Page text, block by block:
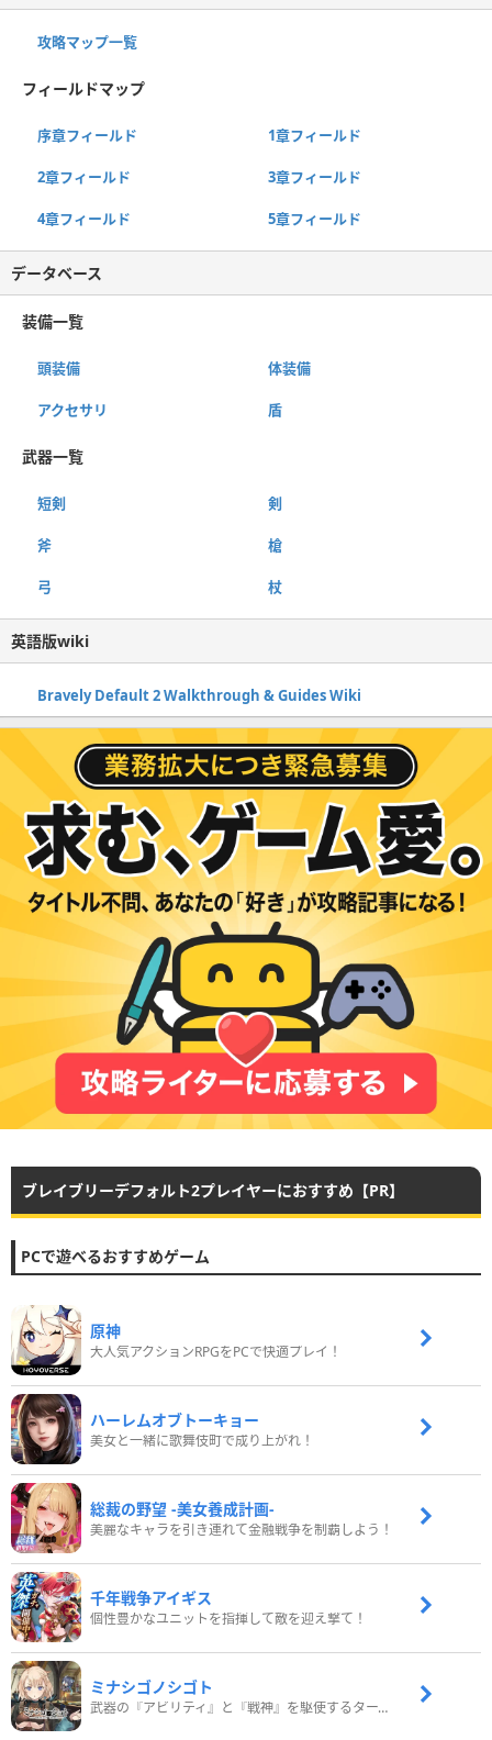
攻略マップ一覧
フィールドマップ
序章フィールド 1章フィールド
2章フィールド 3章フィールド
4章フィールド 5章フィールド
データベース
装備一覧
頭装備 体装備
アクセサリ 盾
武器一覧
短剣 剣
斧 槍
弓 杖
英語版wiki
Bravely Default 2 Walkthrough & Guides Wiki
ブレイブリーデフォルト2プレイヤーにおすすめ【PR】
PCで遊べるおすすめゲーム
原神
大人気アクションRPGをPCで快適プレイ！
ハーレムオブトーキョー
美女と一緒に歌舞伎町で成り上がれ！
総裁の野望 -美女養成計画-
美麗なキャラを引き連れて金融戦争を制覇しよう！
千年戦争アイギス
個性豊かなユニットを指揮して敵を迎え撃て！
ミナシゴノシゴト
武器の『アビリティ』と『戦神』を駆使するターン制コマンドバトルRPG！